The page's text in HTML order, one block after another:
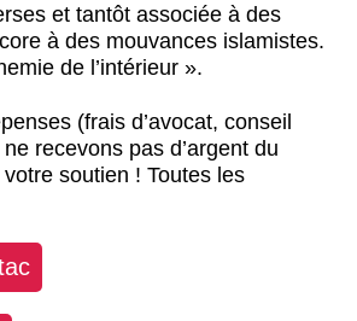
et tantôt associée à des
à des mouvances islamistes.
de l’intérieur ».
(frais d’avocat, conseil
recevons pas d’argent du
soutien ! Toutes les